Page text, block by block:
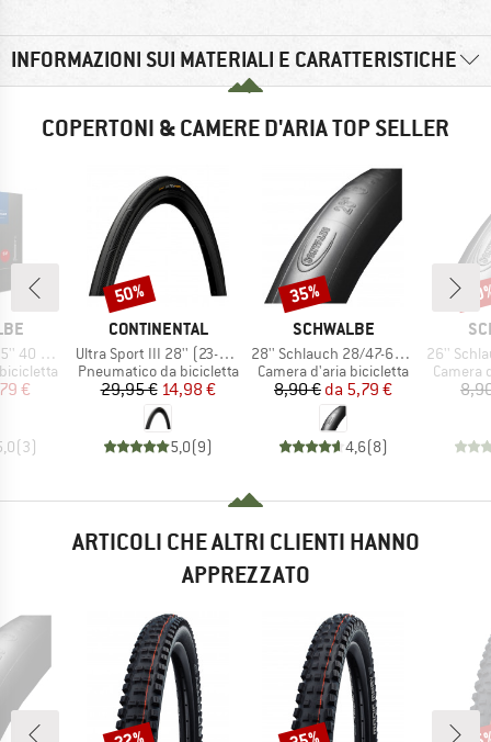
INFORMAZIONI SUI MATERIALI E CARATTERISTICHE
COPERTONI & CAMERE D'ARIA TOP SELLER
584 SV
ridotto
€
(3)
MARCHIO
CONTINENTAL
Articolo
Ultra Sport III 28'' (23-622) Foldable
Gruppo di prodotti
Pneumatico da bicicletta
Prezzo
29,95 €Prezzo ridotto
14,98 €
5,0(9)
Sconto
50%
MARCHIO
SCHWALBE
Articolo
28'' Schlauch 28/47-622/635 SV 17
Gruppo di prodotti
Camera d'aria bicicletta
Prezzo
8,90 € Prezzo ridotto
da 5,79 €
4,6(8)
Sconto
35%
Articolo
26'' Schlauch
Gruppo
Camera
ARTICOLI CHE ALTRI CLIENTI HANNO
APPREZZATO
Sconto Sconto